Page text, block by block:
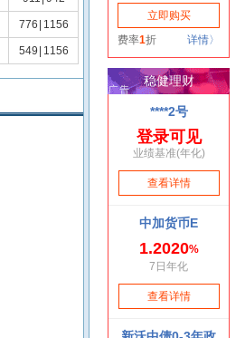
776 1156
549 1156